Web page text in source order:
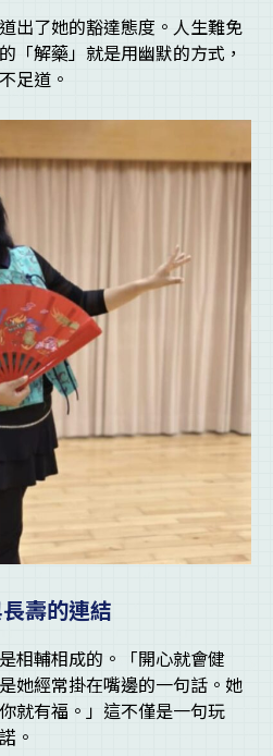
出了她的豁達態度。人生難免
「解藥」就是用幽默的方式，
足道。
壽的連結
相輔相成的。「開心就會健
她經常掛在嘴邊的一句話。她
就有福。」這不僅是一句玩
。